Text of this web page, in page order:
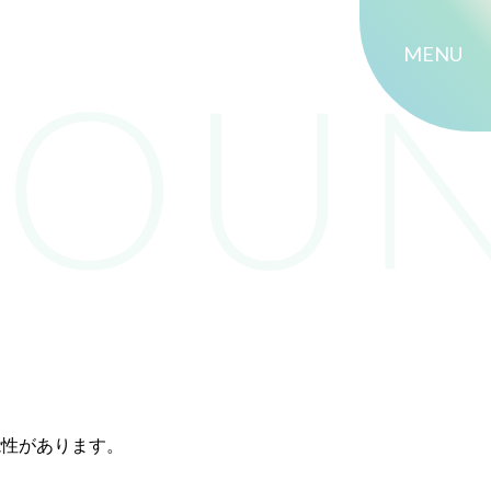
MENU
があります。